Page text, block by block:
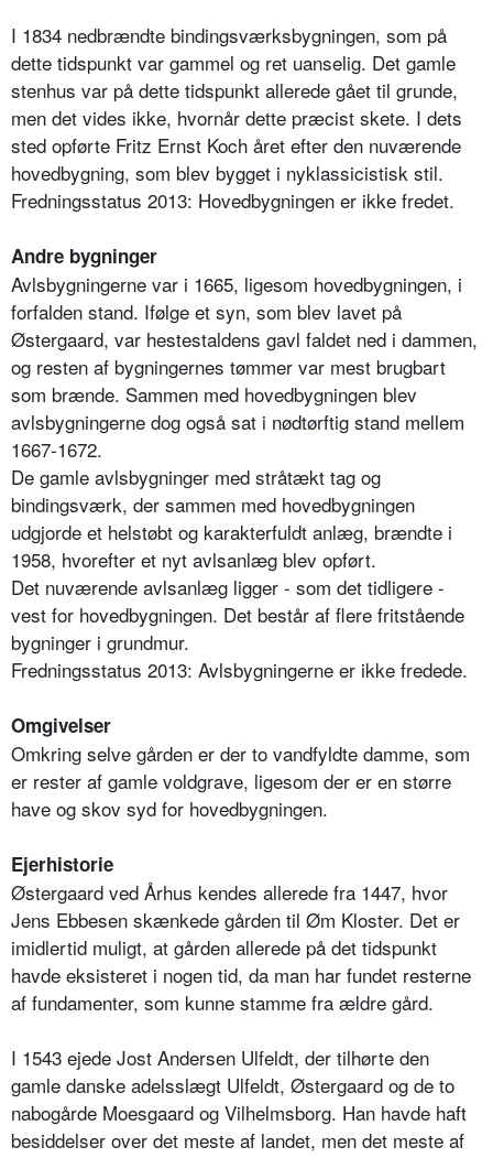
I 1834 nedbrændte bindingsværksbygningen, som på
dette tidspunkt var gammel og ret uanselig. Det gamle
stenhus var på dette tidspunkt allerede gået til grunde,
men det vides ikke, hvornår dette præcist skete. I dets
sted opførte Fritz Ernst Koch året efter den nuværende
hovedbygning, som blev bygget i nyklassicistisk stil.
Fredningsstatus 2013: Hovedbygningen er ikke fredet.
Andre bygninger
Avlsbygningerne var i 1665, ligesom hovedbygningen, i
forfalden stand. Ifølge et syn, som blev lavet på
Østergaard, var hestestaldens gavl faldet ned i dammen,
og resten af bygningernes tømmer var mest brugbart
som brænde. Sammen med hovedbygningen blev
avlsbygningerne dog også sat i nødtørftig stand mellem
1667-1672.
De gamle avlsbygninger med stråtækt tag og
bindingsværk, der sammen med hovedbygningen
udgjorde et helstøbt og karakterfuldt anlæg, brændte i
1958, hvorefter et nyt avlsanlæg blev opført.
Det nuværende avlsanlæg ligger - som det tidligere -
vest for hovedbygningen. Det består af flere fritstående
bygninger i grundmur.
Fredningsstatus 2013: Avlsbygningerne er ikke fredede.
Omgivelser
Omkring selve gården er der to vandfyldte damme, som
er rester af gamle voldgrave, ligesom der er en større
have og skov syd for hovedbygningen.
Ejerhistorie
Østergaard ved Århus kendes allerede fra 1447, hvor
Jens Ebbesen skænkede gården til Øm Kloster. Det er
imidlertid muligt, at gården allerede på det tidspunkt
havde eksisteret i nogen tid, da man har fundet resterne
af fundamenter, som kunne stamme fra ældre gård.
I 1543 ejede Jost Andersen Ulfeldt, der tilhørte den
gamle danske adelsslægt Ulfeldt, Østergaard og de to
nabogårde Moesgaard og Vilhelmsborg. Han havde haft
besiddelser over det meste af landet, men det meste af